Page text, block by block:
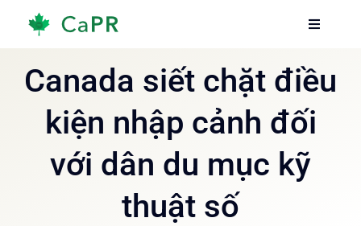
Toggle
Trang chủ
Dịch vụ
Về chúng tôi
Toggle
Trang chủ
Dịch vụ
Về chúng tôi
Canada siết chặt điều
kiện nhập cảnh đối
với dân du mục kỹ
thuật số